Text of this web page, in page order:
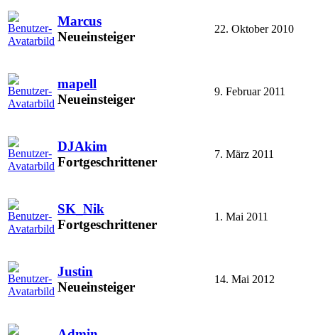
Marcus
Neueinsteiger
22. Oktober 2010
mapell
Neueinsteiger
9. Februar 2011
DJAkim
Fortgeschrittener
7. März 2011
SK_Nik
Fortgeschrittener
1. Mai 2011
Justin
Neueinsteiger
14. Mai 2012